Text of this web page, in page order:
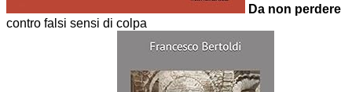
Da non perdere
contro falsi sensi di colpa